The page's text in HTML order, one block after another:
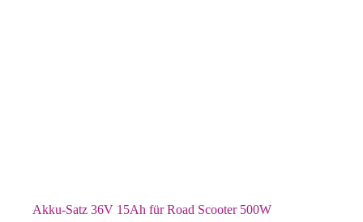
Akku-Satz 36V 15Ah für Road Scooter 500W